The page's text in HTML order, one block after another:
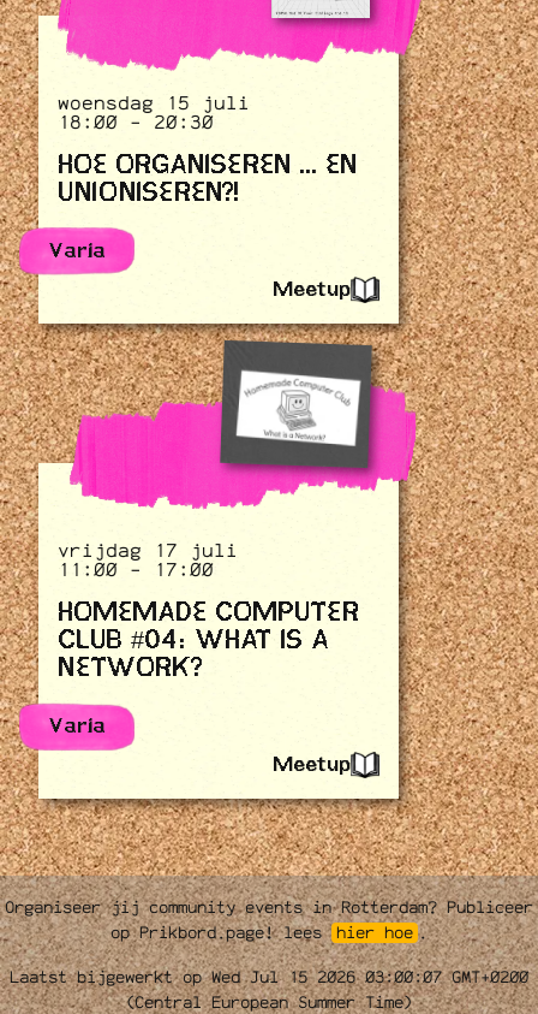
woensdag 15 juli
18:00 - 20:30
HOE ORGANISEREN ... EN
UNIONISEREN?!
Varia
Meetup
vrijdag 17 juli
11:00 - 17:00
HOMEMADE COMPUTER
CLUB #04: WHAT IS A
NETWORK?
Varia
Meetup
Organiseer jij community events in Rotterdam? Publiceer
op Prikbord.page! lees hier hoe .
Laatst bijgewerkt op Wed Jul 15 2026 03:00:07 GMT+0200
(Central European Summer Time)